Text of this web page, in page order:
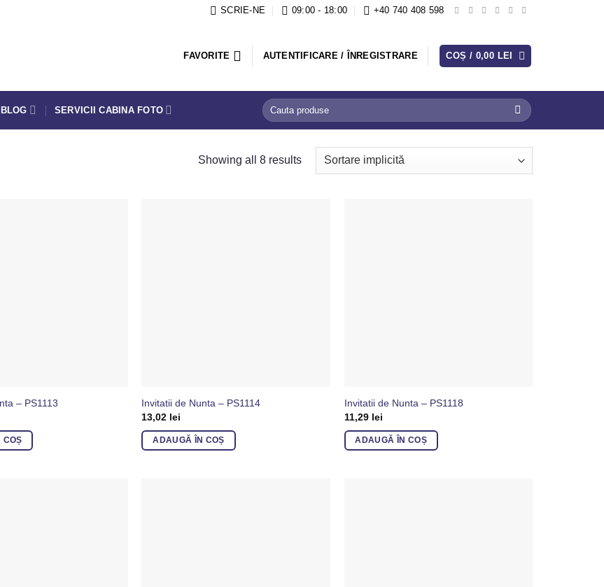
SCRIE-NE 09:00 - 18:00 +40 740 408 598
FAVORITE AUTENTIFICARE / ÎNREGISTRARE COȘ / 0,00 LEI
BLOG SERVICII CABINA FOTO
Caută
după:
Showing all 8 results
– PS1113
COȘ
Invitatii de Nunta – PS1114
13,02 lei
ADAUGĂ ÎN COȘ
Invitatii de Nunta – PS1118
11,29 lei
ADAUGĂ ÎN COȘ